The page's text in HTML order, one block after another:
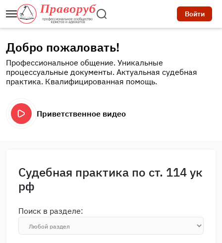
Войти
Добро пожаловать!
Профессиональное общение. Уникальные
процессуальные документы. Актуальная судебная
практика. Квалифицированная помощь.
Приветственное видео
Судебная практика по ст. 114 ук
рф
Поиск в разделе: